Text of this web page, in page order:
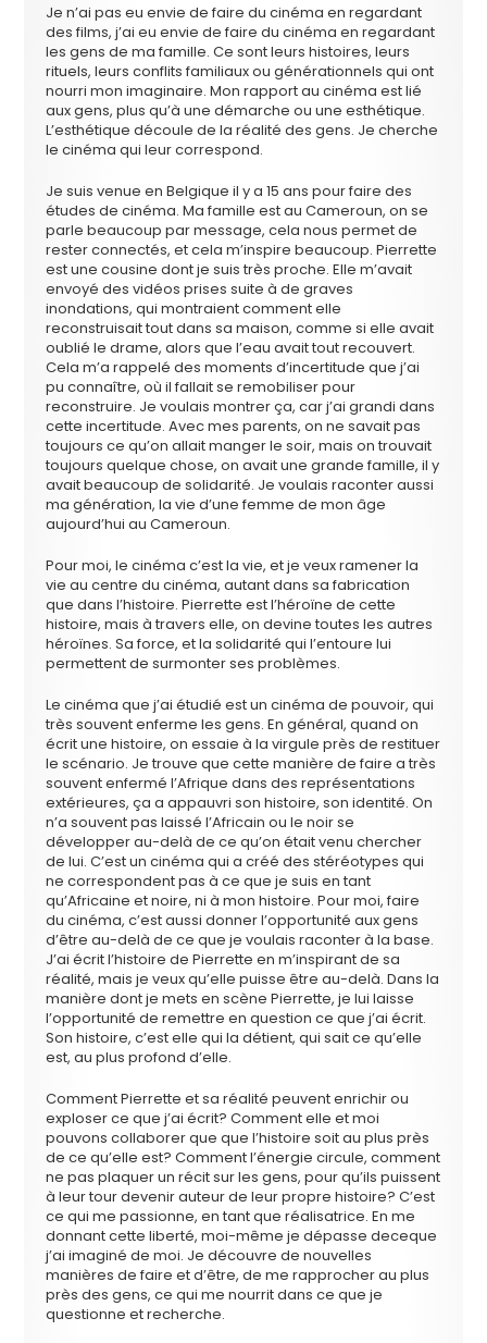
Je n’ai pas eu envie de faire du cinéma en regardant
des films, j’ai eu envie de faire du cinéma en regardant
les gens de ma famille. Ce sont leurs histoires, leurs
rituels, leurs conflits familiaux ou générationnels qui ont
nourri mon imaginaire. Mon rapport au cinéma est lié
aux gens, plus qu’à une démarche ou une esthétique.
L’esthétique découle de la réalité des gens. Je cherche
le cinéma qui leur correspond.
Je suis venue en Belgique il y a 15 ans pour faire des
études de cinéma. Ma famille est au Cameroun, on se
parle beaucoup par message, cela nous permet de
rester connectés, et cela m’inspire beaucoup. Pierrette
est une cousine dont je suis très proche. Elle m’avait
envoyé des vidéos prises suite à de graves
inondations, qui montraient comment elle
reconstruisait tout dans sa maison, comme si elle avait
oublié le drame, alors que l’eau avait tout recouvert.
Cela m’a rappelé des moments d’incertitude que j’ai
pu connaître, où il fallait se remobiliser pour
reconstruire. Je voulais montrer ça, car j’ai grandi dans
cette incertitude. Avec mes parents, on ne savait pas
toujours ce qu’on allait manger le soir, mais on trouvait
toujours quelque chose, on avait une grande famille, il y
avait beaucoup de solidarité. Je voulais raconter aussi
ma génération, la vie d’une femme de mon âge
aujourd’hui au Cameroun.
Pour moi, le cinéma c’est la vie, et je veux ramener la
vie au centre du cinéma, autant dans sa fabrication
que dans l’histoire. Pierrette est l’héroïne de cette
histoire, mais à travers elle, on devine toutes les autres
héroïnes. Sa force, et la solidarité qui l’entoure lui
permettent de surmonter ses problèmes.
Le cinéma que j’ai étudié est un cinéma de pouvoir, qui
très souvent enferme les gens. En général, quand on
écrit une histoire, on essaie à la virgule près de restituer
le scénario. Je trouve que cette manière de faire a très
souvent enfermé l’Afrique dans des représentations
extérieures, ça a appauvri son histoire, son identité. On
n’a souvent pas laissé l’Africain ou le noir se
développer au-delà de ce qu’on était venu chercher
de lui. C’est un cinéma qui a créé des stéréotypes qui
ne correspondent pas à ce que je suis en tant
qu’Africaine et noire, ni à mon histoire. Pour moi, faire
du cinéma, c’est aussi donner l’opportunité aux gens
d’être au-delà de ce que je voulais raconter à la base.
J’ai écrit l’histoire de Pierrette en m’inspirant de sa
réalité, mais je veux qu’elle puisse être au-delà. Dans la
manière dont je mets en scène Pierrette, je lui laisse
l’opportunité de remettre en question ce que j’ai écrit.
Son histoire, c’est elle qui la détient, qui sait ce qu’elle
est, au plus profond d’elle.
Comment Pierrette et sa réalité peuvent enrichir ou
exploser ce que j’ai écrit? Comment elle et moi
pouvons collaborer que que l’histoire soit au plus près
de ce qu’elle est? Comment l’énergie circule, comment
ne pas plaquer un récit sur les gens, pour qu’ils puissent
à leur tour devenir auteur de leur propre histoire? C’est
ce qui me passionne, en tant que réalisatrice. En me
donnant cette liberté, moi-même je dépasse deceque
j’ai imaginé de moi. Je découvre de nouvelles
manières de faire et d’être, de me rapprocher au plus
près des gens, ce qui me nourrit dans ce que je
questionne et recherche.